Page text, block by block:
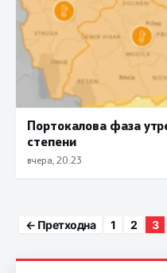
Портокалова фаза
степени
вчера, 20:23
← Претходна 1 2 3